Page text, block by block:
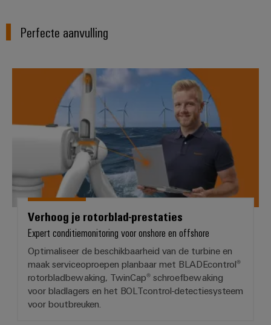
Weidmüller
Configurator
Digitale
Perfecte aanvulling
Verhoog je rotorblad-prestaties
Verhoog je rotorblad-prestaties
Expert conditiemonitoring voor onshore en offshore
Optimaliseer de beschikbaarheid van de turbine en
maak serviceoproepen planbaar met BLADEcontrol®
rotorbladbewaking, TwinCap® schroefbewaking
voor bladlagers en het BOLTcontrol-detectiesysteem
voor boutbreuken.